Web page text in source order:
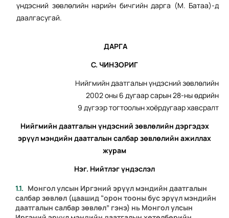
үндэсний зөвлөлийн нарийн бичгийн дарга (М. Батаа)-д
даалгасугай.
ДАРГА
С. ЧИНЗОРИГ
Нийгмийн даатгалын үндэсний зөвлөлийн
2002 оны 6 дугаар сарын 28-ны өдрийн
9 дүгээр тогтоолын хоёрдугаар хавсралт
Нийгмийн даатгалын үндэсний зөвлөлийн дэргэдэх
эрүүл мэндийн даатгалын салбар зөвлөлийн ажиллах
журам
Нэг. Нийтлэг үндэслэл
Монгол улсын Иргэний эрүүл мэндийн даатгалын
салбар зөвлөл (цаашид “орон тооны бус эрүүл мэндийн
даатгалын салбар зөвлөл” гэнэ) нь Монгол улсын